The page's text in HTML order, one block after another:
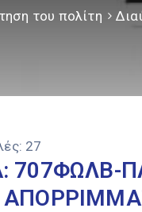
του πολίτη
27
707ΦΩΛΒ-